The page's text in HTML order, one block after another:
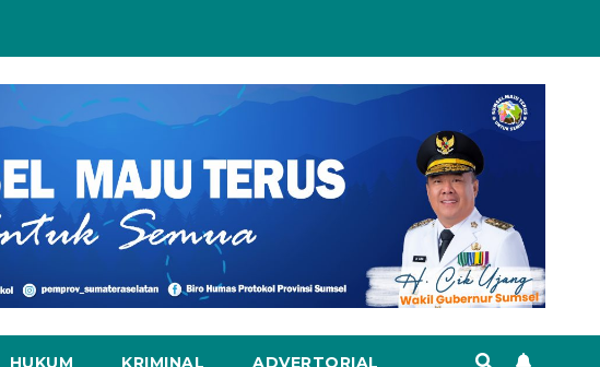
HUKUM KRIMINAL ADVERTORIAL